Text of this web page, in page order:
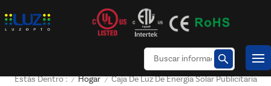
Estás Dentro : / Hogar / Caja De Luz De Energía Solar Publicitaria